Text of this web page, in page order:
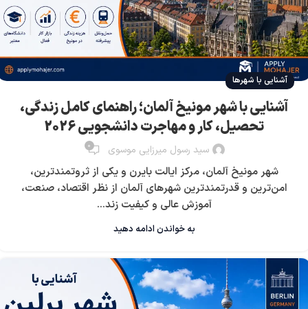
آشنایی با شهرها
آشنایی با شهر مونیخ آلمان؛ راهنمای کامل زندگی،
تحصیل، کار و مهاجرت دانشجویی 2026
سید رسول میرزایی موسوی 0
شهر مونیخ آلمان، مرکز ایالت بایرن و یکی از ثروتمندترین،
امن‌ترین و قدرتمندترین شهرهای آلمان از نظر اقتصاد، صنعت،
آموزش عالی و کیفیت زند...
به خواندن ادامه دهید